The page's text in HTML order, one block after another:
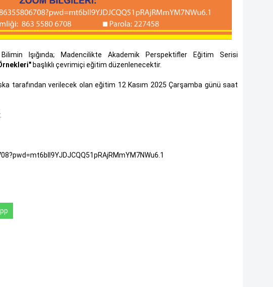
Işığında; Madencilikte Akademik Perspektifler Eğitim Serisi
başlıklı çevrimiçi eğitim düzenlenecektir.
tarafından verilecek olan eğitim 12 Kasım 2025 Çarşamba günü saat